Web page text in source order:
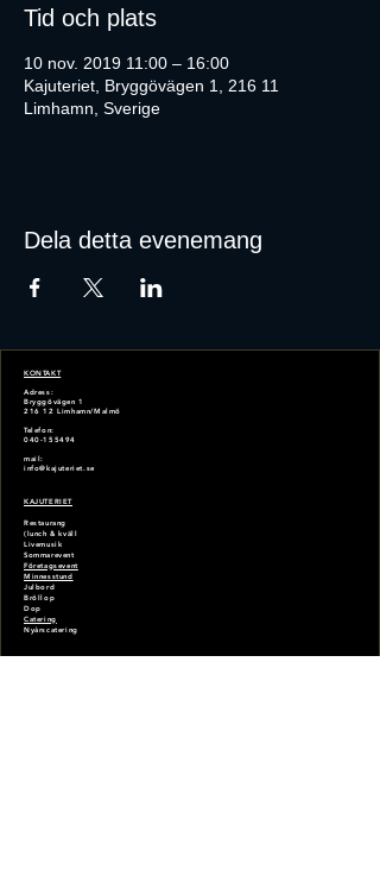
Tid och plats
10 nov. 2019 11:00 – 16:00
Kajuteriet, Bryggövägen 1, 216 11
Limhamn, Sverige
Dela detta evenemang
KONTAKT
Adress:
Bryggövägen 1
216 12Limhamn/Malmö
Telefon:
040-155494
mail:
info@kajuteriet.se
KAJUTERIET
Restaurang
(lunch & kväll
Livemusik
Sommarevent
Företagsevent
Minnesstund
Julbord
Bröllop
Dop
Catering
Nyårscatering